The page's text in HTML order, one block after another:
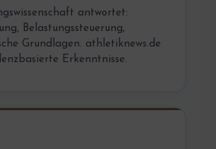
antwortet:
Belastungssteuerung,
Grundlagen. athletiknews.de
Erkenntnisse.